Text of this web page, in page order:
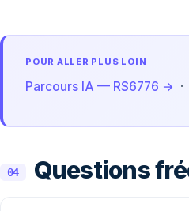
POUR ALLER PLUS LOIN
Parcours IA — RS6776 → ·
04 Questions